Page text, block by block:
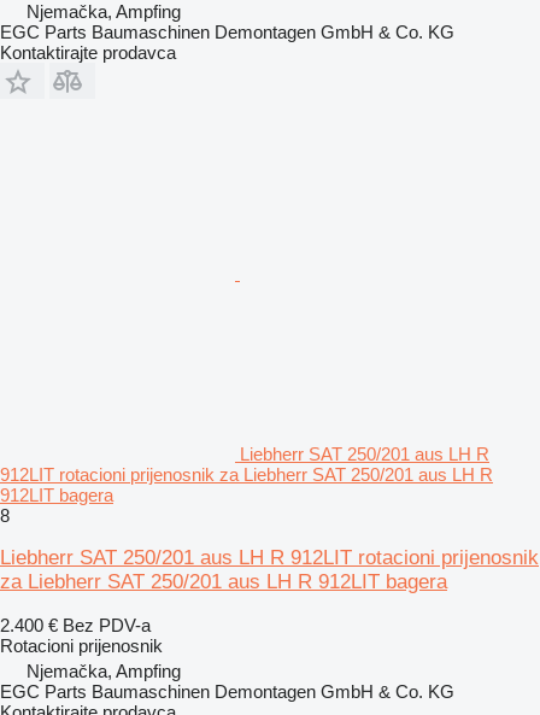
Njemačka, Ampfing
EGC Parts Baumaschinen Demontagen GmbH & Co. KG
Kontaktirajte prodavca
Liebherr SAT 250/201 aus LH R
912LIT rotacioni prijenosnik za Liebherr SAT 250/201 aus LH R
912LIT bagera
8
Liebherr SAT 250/201 aus LH R 912LIT rotacioni prijenosnik
za Liebherr SAT 250/201 aus LH R 912LIT bagera
2.400 € Bez PDV-a
Rotacioni prijenosnik
Njemačka, Ampfing
EGC Parts Baumaschinen Demontagen GmbH & Co. KG